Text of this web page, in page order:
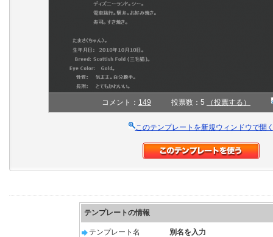
コメント： 149 投票数：5 （投票する）
このテンプレートを新規ウィンドウで開
テンプレートの情報
テンプレート名 別名を入力